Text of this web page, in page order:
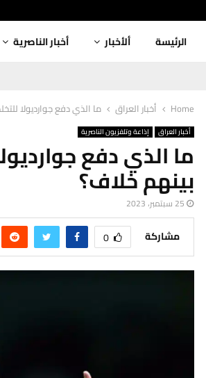
الرئيسة ألأخبار أخبار الناصرية
Home أخبار العراق ما الذي دفع جوارديولا
أخبار العراق إذاعة وتلفزيون الناصرية
ما الذي دفع
بينهم خلاف؟
25 سبتمبر، 2023
مشاركة 0